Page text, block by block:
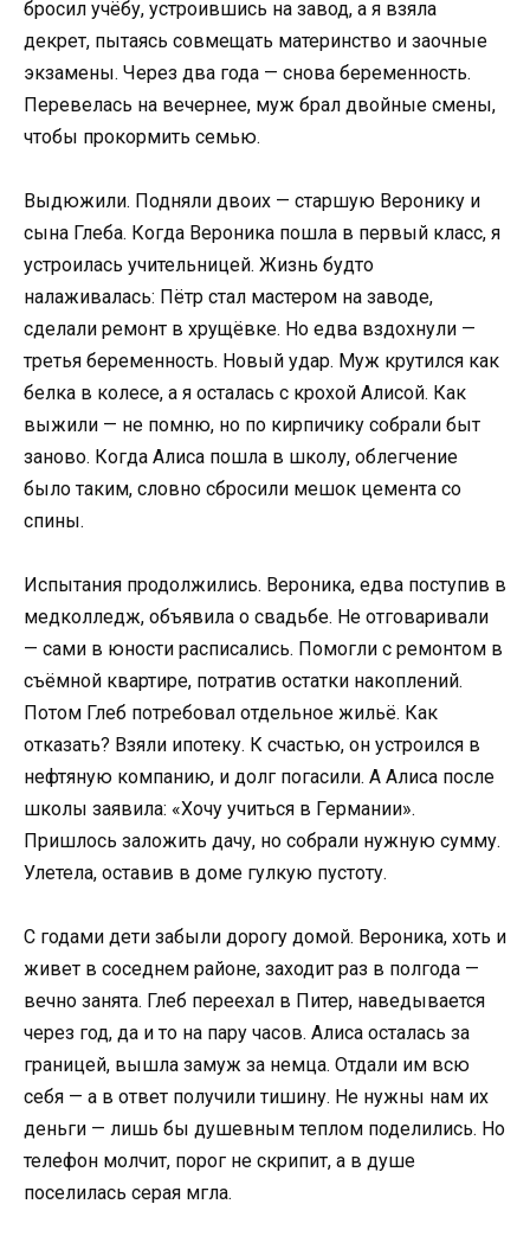
бросил учёбу, устроившись на завод, а я взяла
декрет, пытаясь совмещать материнство и заочные
экзамены. Через два года — снова беременность.
Перевелась на вечернее, муж брал двойные смены,
чтобы прокормить семью.
Выдюжили. Подняли двоих — старшую Веронику и
сына Глеба. Когда Вероника пошла в первый класс, я
устроилась учительницей. Жизнь будто
налаживалась: Пётр стал мастером на заводе,
сделали ремонт в хрущёвке. Но едва вздохнули —
третья беременность. Новый удар. Муж крутился как
белка в колесе, а я осталась с крохой Алисой. Как
выжили — не помню, но по кирпичику собрали быт
заново. Когда Алиса пошла в школу, облегчение
было таким, словно сбросили мешок цемента со
спины.
Испытания продолжились. Вероника, едва поступив в
медколледж, объявила о свадьбе. Не отговаривали
— сами в юности расписались. Помогли с ремонтом в
съёмной квартире, потратив остатки накоплений.
Потом Глеб потребовал отдельное жильё. Как
отказать? Взяли ипотеку. К счастью, он устроился в
нефтяную компанию, и долг погасили. А Алиса после
школы заявила: «Хочу учиться в Германии».
Пришлось заложить дачу, но собрали нужную сумму.
Улетела, оставив в доме гулкую пустоту.
С годами дети забыли дорогу домой. Вероника, хоть и
живет в соседнем районе, заходит раз в полгода —
вечно занята. Глеб переехал в Питер, наведывается
через год, да и то на пару часов. Алиса осталась за
границей, вышла замуж за немца. Отдали им всю
себя — а в ответ получили тишину. Не нужны нам их
деньги — лишь бы душевным теплом поделились. Но
телефон молчит, порог не скрипит, а в душе
поселилась серая мгла.